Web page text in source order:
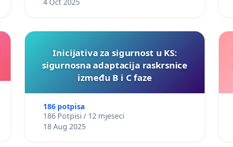
4 Oct 2025
Inicijativa za sigurnost u KS:
sigurnosna adaptacija raskrsnice
između B i C faze
186 potpisa
186 Potpisi / 12 mjeseci
18 Aug 2025